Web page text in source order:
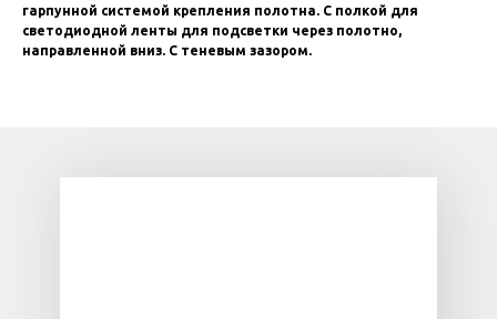
гарпунной системой крепления полотна. С полкой для
светодиодной ленты для подсветки через полотно,
направленной вниз. С теневым зазором.